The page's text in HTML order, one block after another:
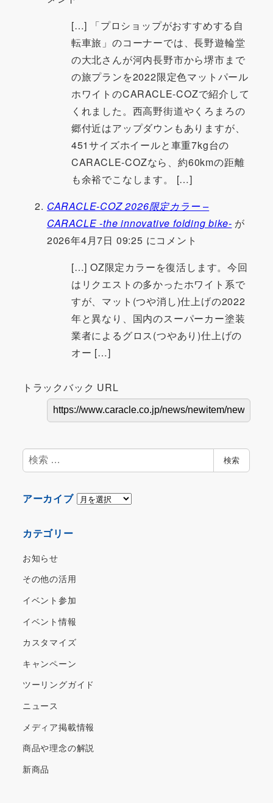
[…] 「プロショップがおすすめする自
転車旅」のコーナーでは、長野遊輪堂
の大北さんが河内長野市から堺市まで
の旅プランを2022限定色マットパール
ホワイトのCARACLE-COZで紹介して
くれました。西高野街道やくろまろの
郷付近はアップダウンもありますが、
451サイズホイールと車重7kg台の
CARACLE-COZなら、約60kmの距離
も余裕でこなします。 […]
CARACLE-COZ 2026限定カラー –
CARACLE -the innovative folding bike- が
2026年4月7日 09:25 にコメント
[…] OZ限定カラーを復活します。今回
はリクエストの多かったホワイト系で
すが、マット(つや消し)仕上げの2022
年と異なり、国内のスーパーカー塗装
業者によるグロス(つやあり)仕上げの
オー […]
トラックバック URL
検
索
検索
アーカイブ ア
カテゴリー
お知らせ
その他の活用
イベント参加
イベント情報
カスタマイズ
キャンペーン
ツーリングガイド
ニュース
メディア掲載情報
商品や理念の解説
新商品